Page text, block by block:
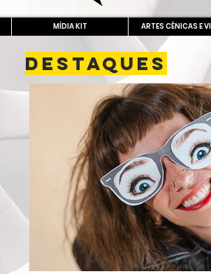
MÍDIA KIT ARTES CÊNICAS E
DESTAQUES